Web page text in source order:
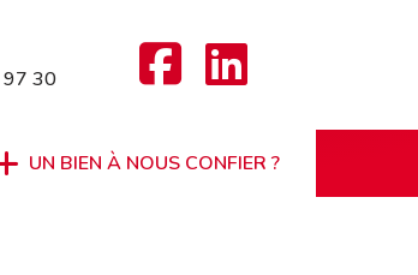
30
UN BIEN À NOUS CONFIER ?